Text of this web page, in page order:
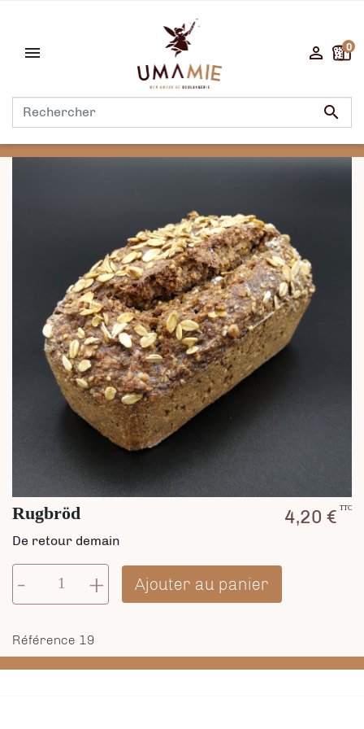


 0
Rugbröd 4,20 € TTC
De retour demain
- + Ajouter au panier
Référence 19